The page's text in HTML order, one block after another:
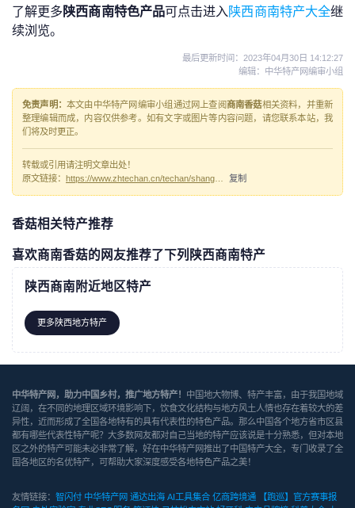
了解更多 陕西商南特色产品可点击进入 陕西商南特产大全继
续浏览。
最后更新时间： 2023年04月30日 14:12:27
编辑：中华特产网编审小组
免责声明：本文由中华特产网编审小组通过网上查阅商南香菇相关资料，并重新
整理编辑而成，内容仅供参考。如有文字或图片等内容问题，请您联系本站，我
们将及时更正。
转载或引用请注明文章出处！
原文链接：
复制
香菇相关特产推荐
喜欢商南香菇的网友推荐了下列陕西商南特产
陕西商南附近地区特产
更多陕西地方特产
中华特产网，助力中国乡村，推广地方特产！ 中国地大物博、特产丰富，由于我国地域
辽阔，在不同的地理区域环境影响下，饮食文化结构与地方风土人情也存在着较大的差
异性，近而形成了全国各地特有的具有代表性的特色产品。那么中国各个地方省市区县
都有哪些代表性特产呢？大多数网友都对自己当地的特产应该说是十分熟悉，但对本地
区之外的特产可能未必非常了解，好在中华特产网推出了中国特产大全，专门收录了全
国各地区的名优特产，可帮助大家深度感受各地特色产品之美！
友情链接： 智闪付 中华特产网 通达出海 AI工具集合 亿商跨境通
【跑巡】官方赛事报